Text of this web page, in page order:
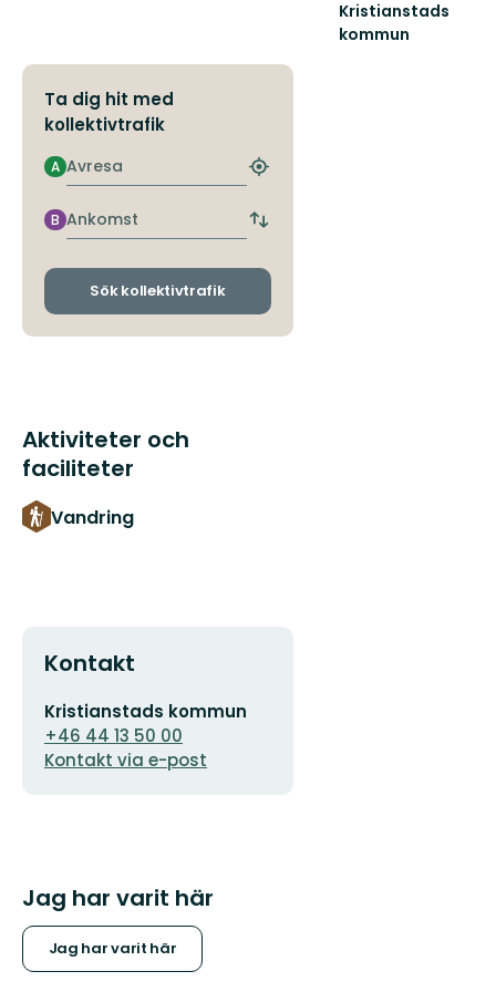
Ta dig hit med
kollektivtrafik
Avresa
A
Hitta
hållplats
Ankomst
B
Byt
och
Sök kollektivtrafik
Aktiviteter och
faciliteter
Vandring
Kontakt
E-
postadress
Kristianstads kommun
+46 44 13 50 00
Kontakt via e-post
Jag har varit här
Jag har varit här
Kristianstads
kommun